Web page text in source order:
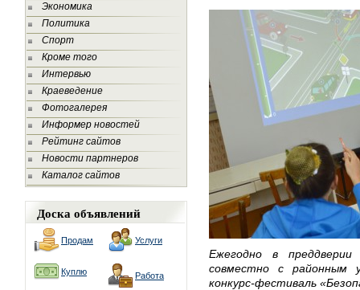
Экономика
Политика
Спорт
Кроме того
Интервью
Краеведение
Фотогалерея
Информер новостей
Рейтинг сайтов
Новости партнеров
Каталог сайтов
Доска объявлений
Продам Услуги
Куплю Работа
Ежегодно в
совместно с районным
конкурс-фестиваль